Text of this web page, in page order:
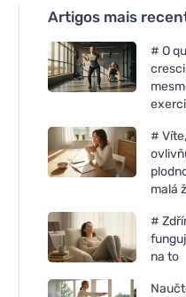
Artigos mais
# O
#
malá
#
na to